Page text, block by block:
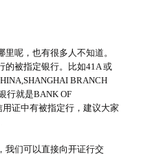
呢，也有很多人不知道。
的被指定银行。比如41A 或
BRANCH
行就是BANK OF
证中有被指定行，建议大家
我们可以直接向开证行交